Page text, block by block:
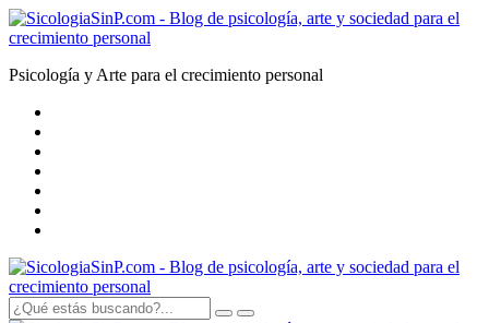
Psicología y Arte para el crecimiento personal